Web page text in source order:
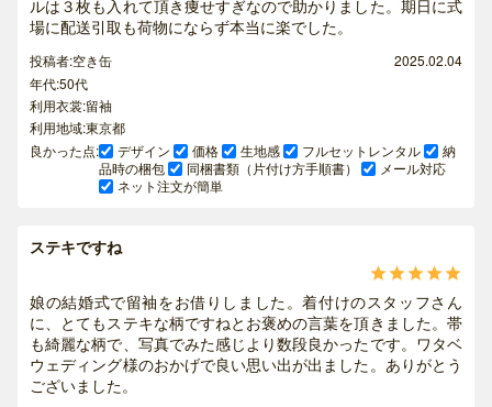
ルは３枚も入れて頂き痩せすぎなので助かりました。期日に式
場に配送引取も荷物にならず本当に楽でした。
投稿者:空き缶
2025.02.04
年代:50代
利用衣裳:留袖
利用地域:東京都
良かった点:
デザイン 価格 生地感 フルセットレンタル
納
品時の梱包
同梱書類（片付け方手順書）
メール対応
ネット注文が簡単
ステキですね

娘の結婚式で留袖をお借りしました。着付けのスタッフさん
に、とてもステキな柄ですねとお褒めの言葉を頂きました。帯
も綺麗な柄で、写真でみた感じより数段良かったです。ワタベ
ウェディング様のおかげで良い思い出が出ました。ありがとう
ございました。